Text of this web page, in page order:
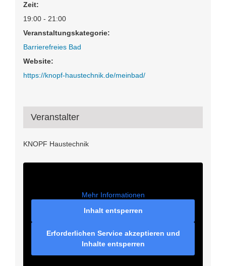
Zeit:
19:00 - 21:00
Veranstaltungskategorie:
Barrierefreies Bad
Website:
https://knopf-haustechnik.de/meinbad/
Veranstalter
KNOPF Haustechnik
Mehr Informationen
Inhalt entsperren
Erforderlichen Service akzeptieren und
Inhalte entsperren